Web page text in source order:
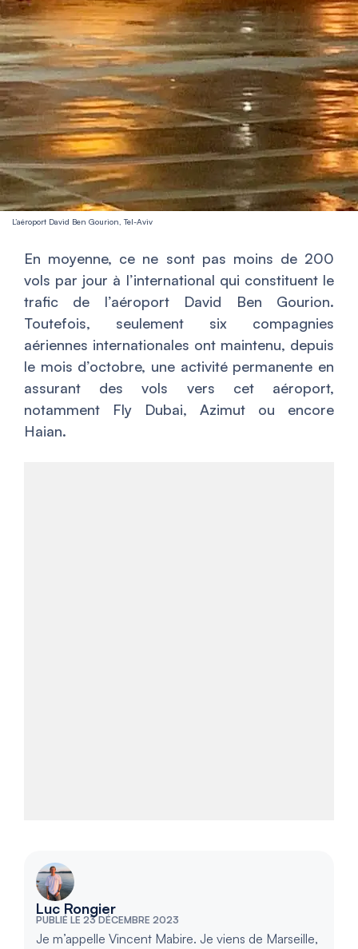
L’aéroport David Ben Gourion, Tel-Aviv
En moyenne, ce ne sont pas moins de 200
vols par jour à l’international qui constituent le
trafic de l’aéroport David Ben Gourion.
Toutefois, seulement six compagnies
aériennes internationales ont maintenu, depuis
le mois d’octobre, une activité permanente en
assurant des vols vers cet aéroport,
notamment Fly Dubai, Azimut ou encore
Haian.
Luc Rongier
PUBLIÉ LE 23 DÉCEMBRE 2023
Je m’appelle Vincent Mabire. Je viens de Marseille,